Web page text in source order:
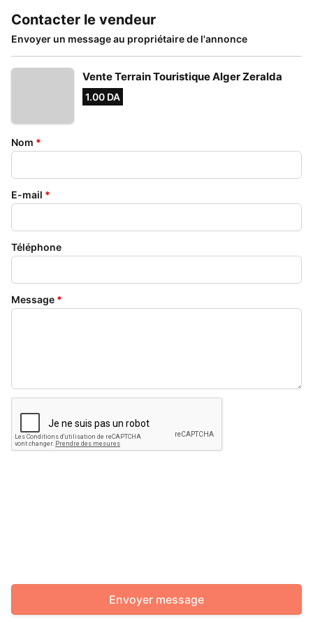
Contacter le vendeur
Envoyer un message au propriétaire de l'annonce
Vente Terrain Touristique Alger Zeralda
1.00 DA
Nom *
E-mail *
Téléphone
Message *
Envoyer message